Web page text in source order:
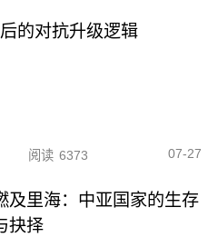
的对抗升级逻辑
阅读 6373 07-27
及里海：中亚国家的生存
抉择